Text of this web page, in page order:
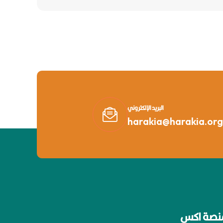
البريد الإلكتروني
اكس